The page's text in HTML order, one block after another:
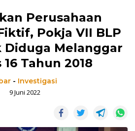
Perusahaan
Pokja VII BLP
Diduga Melanggar
Tahun 2018
- Investigasi
9 Juni 2022